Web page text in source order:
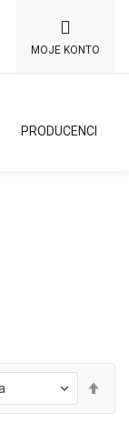
MOJE KONTO
PRODUCENCI